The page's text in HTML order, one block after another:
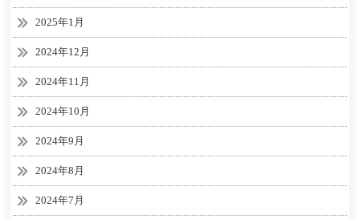
2025年1月
2024年12月
2024年11月
2024年10月
2024年9月
2024年8月
2024年7月